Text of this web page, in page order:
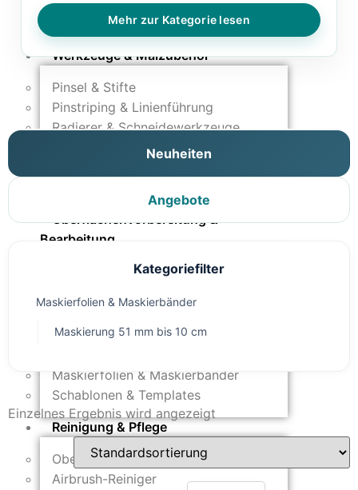
Anschlüsse & Verschraubungen
Luftfilter & Druckregler
Werkzeuge & Malzubehör
Pinsel & Stifte
Pinstriping & Linienführung
Radierer & Schneidewerkzeuge
Plotter & Zubehör
Oberflächenvorbereitung &
Bearbeitung
Spachtelmasse & Sprühspachtel
Sandstrahlen & Spezialbehandlungen
Maskierung & Schablonen
Maskierfolien & Maskierbänder
Schablonen & Templates
Reinigung & Pflege
Oberflächenreiniger
Airbrush-Reiniger
Mehr zur Kategorie lesen
Neuheiten
Angebote
Kategoriefilter
Maskierfolien & Maskierbänder
Maskierung 51 mm bis 10 cm
Einzelnes Ergebnis wird angezeigt